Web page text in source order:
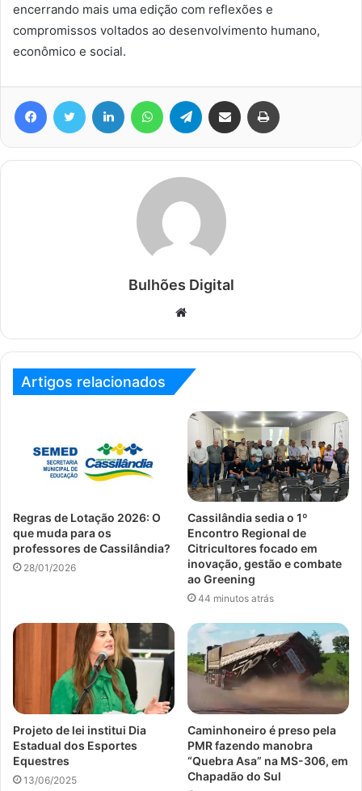
encerrando mais uma edição com reflexões e
compromissos voltados ao desenvolvimento humano,
econômico e social.
FacebookTwitter Linkedin WhatsAppTelegram Compartilhar via e-mail
Bulhões Digital
Website
Artigos relacionados
Regras de Lotação 2026: O
que muda para os
professores de Cassilândia?
28/01/2026
Cassilândia sedia o 1º
Encontro Regional de
Citricultores focado em
inovação, gestão e combate
ao Greening
44 minutos atrás
Projeto de lei institui Dia
Estadual dos Esportes
Equestres
13/06/2025
Caminhoneiro é preso pela
PMR fazendo manobra
“Quebra Asa” na MS-306, em
Chapadão do Sul